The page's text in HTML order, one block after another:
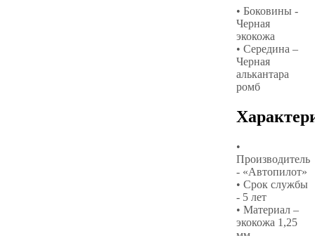
• Боковины -
Черная
экокожа
• Середина –
Черная
алькантара
ромб
•
Производитель
- «Автопилот»
• Срок службы
- 5 лет
• Материал –
экокожа 1,25